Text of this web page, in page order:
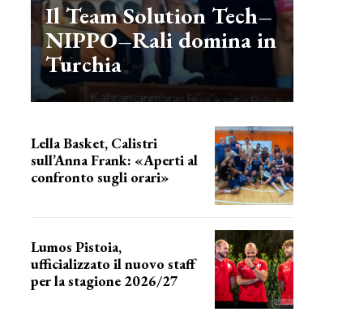
Il Team Solution Tech–
NIPPO–Rali domina in
Turchia
Lella Basket, Calistri
sull’Anna Frank: «Aperti al
confronto sugli orari»
Lumos Pistoia,
ufficializzato il nuovo staff
per la stagione 2026/27